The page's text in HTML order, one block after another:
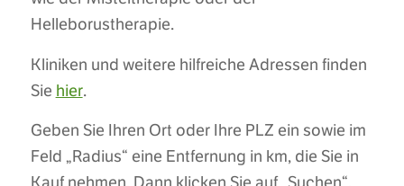
Helleborustherapie.
Kliniken und weitere hilfreiche Adressen finden
Sie hier.
Geben Sie Ihren Ort oder Ihre PLZ ein sowie im
Feld „Radius“ eine Entfernung in km, die Sie in
Kauf nehmen. Dann klicken Sie auf „Suchen“.